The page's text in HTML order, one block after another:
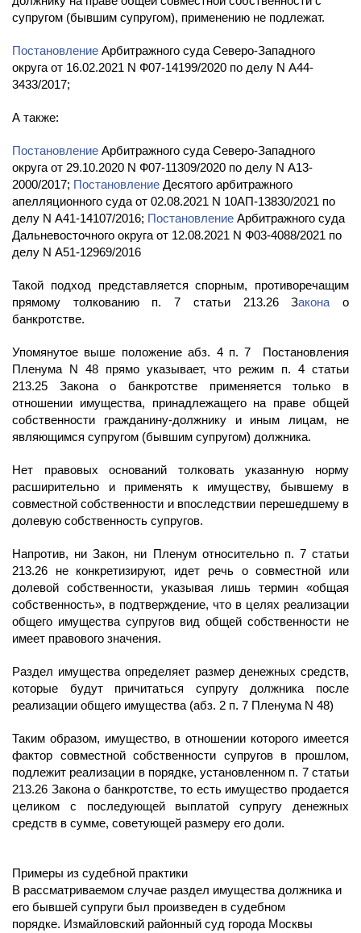
супругом (бывшим супругом), применению не подлежат.
Постановление Арбитражного суда Северо-Западного
округа от 16.02.2021 N Ф07-14199/2020 по делу N А44-
3433/2017;
А также:
Постановление Арбитражного суда Северо-Западного
округа от 29.10.2020 N Ф07-11309/2020 по делу N А13-
2000/2017; Постановление Десятого арбитражного
апелляционного суда от 02.08.2021 N 10АП-13830/2021 по
делу N А41-14107/2016; Постановление Арбитражного суда
Дальневосточного округа от 12.08.2021 N Ф03-4088/2021 по
делу N А51-12969/2016
Такой подход представляется спорным, противоречащим
прямому толкованию п. 7 статьи 213.26 Закона о
банкротстве.
Упомянутое выше положение абз. 4 п. 7 Постановления
Пленума N 48 прямо указывает, что режим п. 4 статьи
213.25 Закона о банкротстве применяется только в
отношении имущества, принадлежащего на праве общей
собственности гражданину-должнику и иным лицам, не
являющимся супругом (бывшим супругом) должника.
Нет правовых оснований толковать указанную норму
расширительно и применять к имуществу, бывшему в
совместной собственности и впоследствии перешедшему в
долевую собственность супругов.
Напротив, ни Закон, ни Пленум относительно п. 7 статьи
213.26 не конкретизируют, идет речь о совместной или
долевой собственности, указывая лишь термин «общая
собственность», в подтверждение, что в целях реализации
общего имущества супругов вид общей собственности не
имеет правового значения.
Раздел имущества определяет размер денежных средств,
которые будут причитаться супругу должника после
реализации общего имущества (абз. 2 п. 7 Пленума N 48)
Таким образом, имущество, в отношении которого имеется
фактор совместной собственности супругов в прошлом,
подлежит реализации в порядке, установленном п. 7 статьи
213.26 Закона о банкротстве, то есть имущество продается
целиком с последующей выплатой супругу денежных
средств в сумме, советующей размеру его доли.
Примеры из судебной практики
В рассматриваемом случае раздел имущества должника и
его бывшей супруги был произведен в судебном
порядке. Измайловский районный суд города Москвы